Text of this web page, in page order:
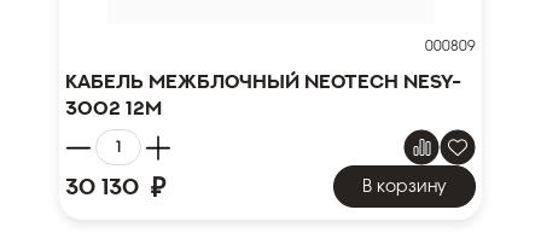
000809
Кабель межблочный NEOTECH NESY-
3002 12м
30 130 ₽ В корзину